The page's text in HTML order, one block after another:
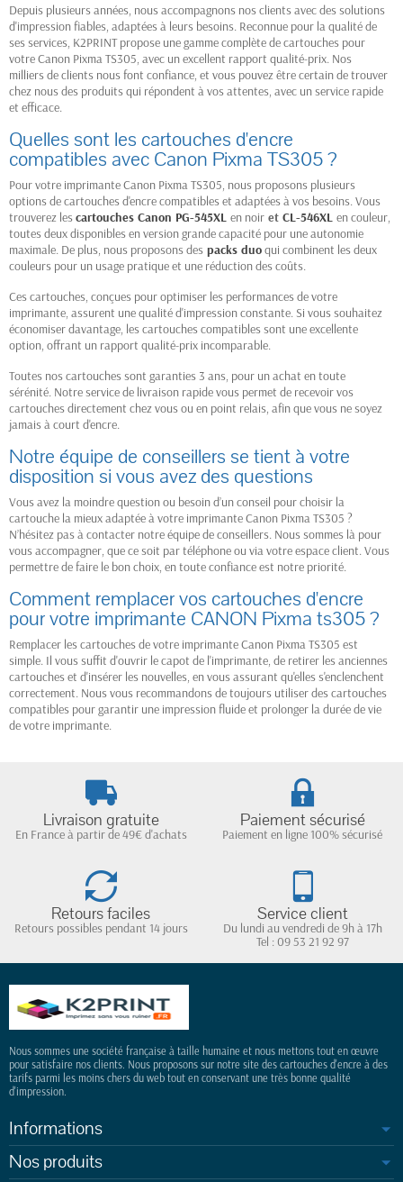
Depuis plusieurs années, nous accompagnons nos clients avec des solutions
d'impression fiables, adaptées à leurs besoins. Reconnue pour la qualité de
ses services, K2PRINT propose une gamme complète de cartouches pour
votre Canon Pixma TS305, avec un excellent rapport qualité-prix. Nos
milliers de clients nous font confiance, et vous pouvez être certain de trouver
chez nous des produits qui répondent à vos attentes, avec un service rapide
et efficace.
Quelles sont les cartouches d'encre
compatibles avec Canon Pixma TS305 ?
Pour votre imprimante Canon Pixma TS305, nous proposons plusieurs
options de cartouches d'encre compatibles et adaptées à vos besoins. Vous
trouverez lescartouches Canon PG-545XL en noir et CL-546XL en couleur,
toutes deux disponibles en version grande capacité pour une autonomie
maximale. De plus, nous proposons des packs duoqui combinent les deux
couleurs pour un usage pratique et une réduction des coûts.
Ces cartouches, conçues pour optimiser les performances de votre
imprimante, assurent une qualité d'impression constante. Si vous souhaitez
économiser davantage, les cartouches compatibles sont une excellente
option, offrant un rapport qualité-prix incomparable.
Toutes nos cartouches sont garanties 3 ans, pour un achat en toute
sérénité. Notre service de livraison rapide vous permet de recevoir vos
cartouches directement chez vous ou en point relais, afin que vous ne soyez
jamais à court d'encre.
Notre équipe de conseillers se tient à votre
disposition si vous avez des questions
Vous avez la moindre question ou besoin d’un conseil pour choisir la
cartouche la mieux adaptée à votre imprimante Canon Pixma TS305 ?
N’hésitez pas à contacter notre équipe de conseillers. Nous sommes là pour
vous accompagner, que ce soit par téléphone ou via votre espace client. Vous
permettre de faire le bon choix, en toute confiance est notre priorité.
Comment remplacer vos cartouches d'encre
pour votre imprimante CANON Pixma ts305 ?
Remplacer les cartouches de votre imprimante Canon Pixma TS305 est
simple. Il vous suffit d'ouvrir le capot de l'imprimante, de retirer les anciennes
cartouches et d'insérer les nouvelles, en vous assurant qu'elles s'enclenchent
correctement. Nous vous recommandons de toujours utiliser des cartouches
compatibles pour garantir une impression fluide et prolonger la durée de vie
de votre imprimante.
Livraison gratuite
En France à partir de 49€ d'achats
Paiement sécurisé
Paiement en ligne 100% sécurisé
Retours faciles
Retours possibles pendant 14 jours
Service client
Du lundi au vendredi de 9h à 17h
Tel : 09 53 21 92 97
Nous sommes une société française à taille humaine et nous mettons tout en œuvre
pour satisfaire nos clients. Nous proposons sur notre site des cartouches d'encre à des
tarifs parmi les moins chers du web tout en conservant une très bonne qualité
d'impression.
Informations
Nos produits